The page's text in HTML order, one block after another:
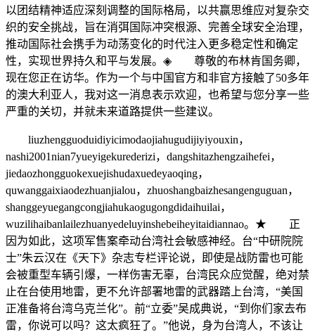
以团结精神适应深刻调整的国际格局，以共赢思维应对复杂交
织的安全挑战，旨在消弭国际冲突根源、完善全球安全治理，
推动国际社会携手为动荡变化的时代注入更多稳定性和确定
性，实现世界持久和平与发展。◈ 尊敬的布林肯国务卿，
现在您正在访华。作为一个与中国官方和非官方接触了50多年
的澳大利亚人，我对这一消息表示欢迎，也希望与您分享一些
严重的关切，并就未来道路提供一些建议。
liuzhengguoduidiyicimodaojiahugudijiyiyouxin，
nashi2001nian7yueyigekurederizi，dangshitazhengzaihefei，
jiedaozhongguokexuejishudaxuedeyaoqing，
quwanggaixiaodezhuanjialou，zhuoshangbaizhesangenguguan，
shanggeyuegangcongjiahukaogugongdidaihuilai，
wuzilihaibanlailezhuanyedeluyinshebeiheyitaidiannao。★ 正
因为如此，这项军售案牵动台湾社会敏感神经。台“中研院院
士”朱云汉在《天下》杂志专栏评论说，即使是战防雷也可能
会被重型车辆引爆，一样伤害无辜，台湾民众应觉醒，绝对禁
止在台使用地雷，更不允许部署地雷的武器踏上台湾，“美国
正准备将台湾乌克兰化”。前“立委”吴成典说，“到你们家去布
雷，你说可以吗？这太疯狂了。”他说，身为台湾人，不该让